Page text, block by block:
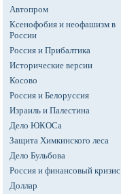
Автопром
Ксенофобия и неофашизм в
России
Россия и Прибалтика
Исторические версии
Косово
Россия и Белоруссия
Израиль и Палестина
Дело ЮКОСа
Защита Химкинского леса
Дело Бульбова
Россия и финансовый кризис
Доллар